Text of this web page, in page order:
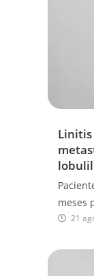
meses
21